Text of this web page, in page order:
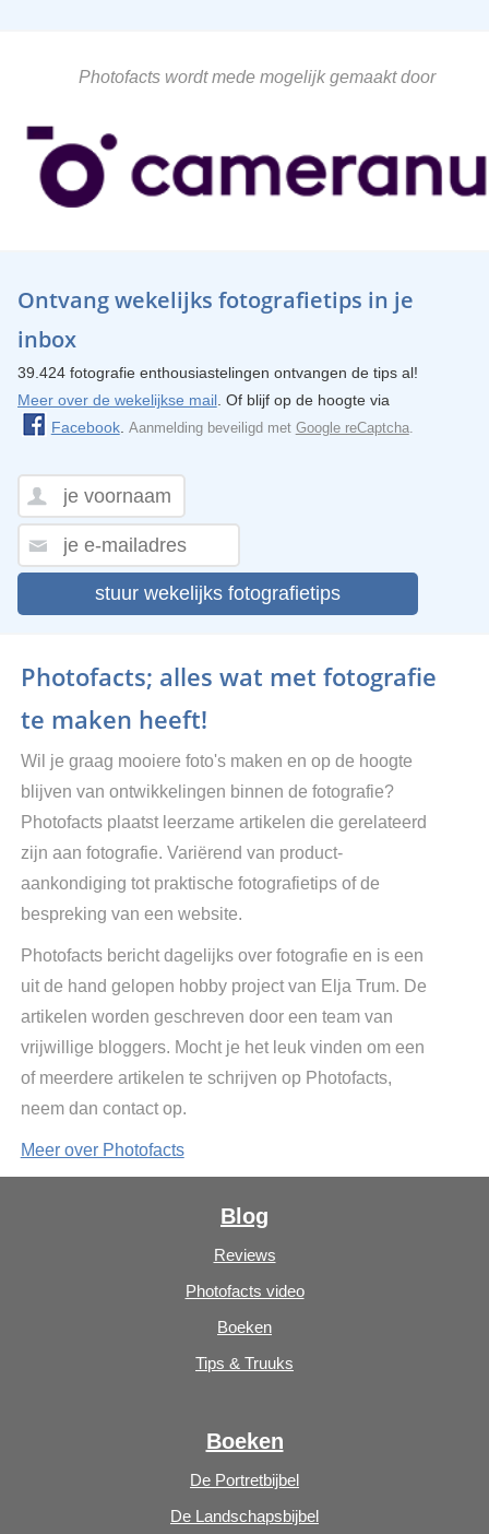
Photofacts wordt mede mogelijk gemaakt door
Ontvang wekelijks fotografietips in je
inbox
39.424 fotografie enthousiastelingen ontvangen de tips al!
Meer over de wekelijkse mail. Of blijf op de hoogte via
Facebook. Aanmelding beveiligd met Google reCaptcha.
stuur wekelijks fotografietips
Photofacts; alles wat met fotografie
te maken heeft!
Wil je graag mooiere foto's maken en op de hoogte
blijven van ontwikkelingen binnen de fotografie?
Photofacts plaatst leerzame artikelen die gerelateerd
zijn aan fotografie. Variërend van product-
aankondiging tot praktische fotografietips of de
bespreking van een website.
Photofacts bericht dagelijks over fotografie en is een
uit de hand gelopen hobby project van Elja Trum. De
artikelen worden geschreven door een team van
vrijwillige bloggers. Mocht je het leuk vinden om een
of meerdere artikelen te schrijven op Photofacts,
neem dan contact op.
Meer over Photofacts
Blog
Reviews
Photofacts video
Boeken
Tips & Truuks
Boeken
De Portretbijbel
De Landschapsbijbel